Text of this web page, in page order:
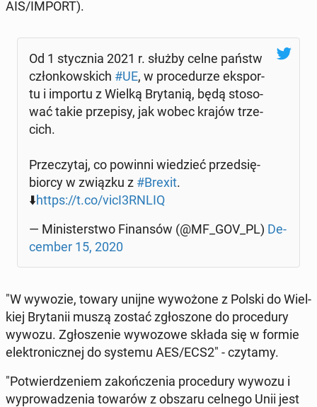
AIS/IMPORT).
Od 1 stycz­nia 2021 r. służby celne państw
człon­kow­skich #UE, w pro­ce­du­rze eks­por­
tu i importu z Wielką Bry­ta­nią, będą sto­so­
wać takie prze­pi­sy, jak wobec krajów trze­
cich.
Prze­czy­taj, co powinni wie­dzieć przed­się­
bior­cy w związku z #Brexit.
⬇️https://t.co/vicI3RNLIQ
— Mi­ni­ster­stwo Fi­nan­sów (@MF_GOV_PL) De­
cem­ber 15, 2020
"W wywozie, towary unijne wy­wo­żo­ne z Polski do Wiel­
kiej Bry­ta­nii muszą zostać zgło­szo­ne do pro­ce­du­ry
wywozu. Zgło­sze­nie wy­wo­zo­we składa się w formie
elek­tro­nicz­nej do systemu AES/ECS2" - czytamy.
"Po­twier­dze­niem za­koń­cze­nia pro­ce­du­ry wywozu i
wy­pro­wa­dze­nia towarów z obszaru celnego Unii jest